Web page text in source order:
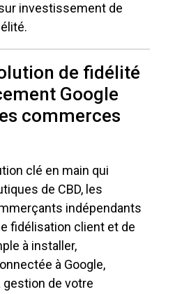
investissement de
de fidélité
Google
commerces
clé en main qui
de CBD, les
indépendants
fidélisation client et de
à installer,
à Google,
de votre